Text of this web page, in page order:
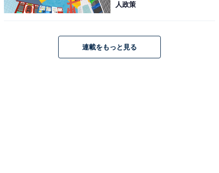
人政策
連載をもっと見る